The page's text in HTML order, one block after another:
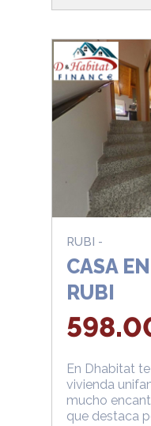
RUBI -
CASA
RUBI
En Dhabitat
vivienda
mucho
que destaca